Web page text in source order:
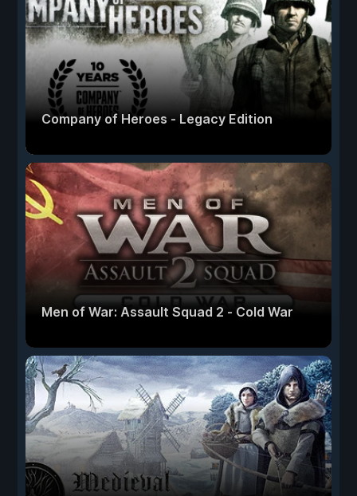
Company of Heroes - Legacy Edition
Men of War: Assault Squad 2 - Cold War